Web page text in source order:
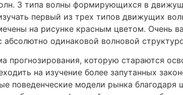
3 типа волны формирующихся в
первый из трех типов движущих
на рисунке красным цветом. Очень
одинаковой волновой
прогнозирования, которую стараются
на изучение более запутанных
поведенческие модели рынка благодаря